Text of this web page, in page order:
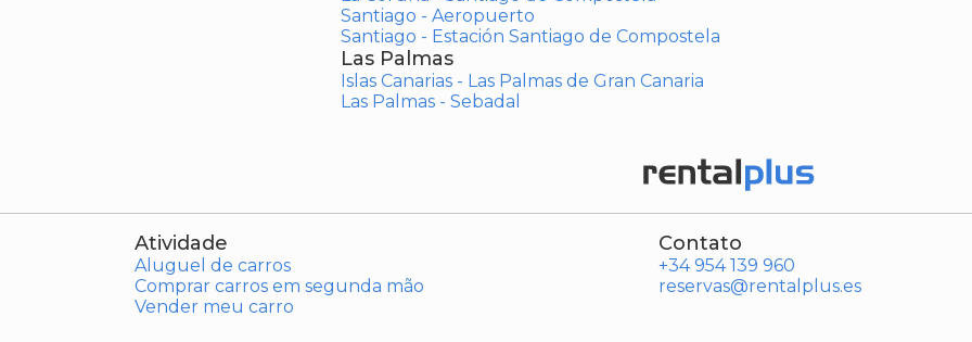
Santiago - Aeropuerto
Santiago - Estación Santiago de Compostela
Las Palmas
Islas Canarias - Las Palmas de Gran Canaria
Las Palmas - Sebadal
Atividade
Aluguel de carros
Comprar carros em segunda mão
Vender meu carro
Contato
+34 954 139 960
reservas@rentalplus.es